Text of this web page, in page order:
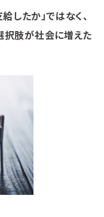
したか」ではなく、
択肢が社会に増えた